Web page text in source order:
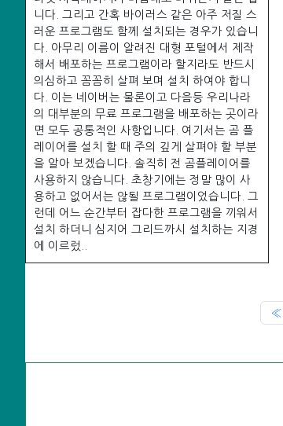
니다. 그리고 간혹 바이러스 같은 아주 저질 스
러운 프로그램도 함께 설치되는 경우가 있습니
다. 아무리 이름이 알려진 대형 포털에서 제작
해서 배포하는 프로그램이라 할지라도 반드시
의심하고 꼼꼼히 살펴 보며 설치 하여야 합니
다. 이는 네이버는 물론이고 다음등 우리나라
의 대부분의 무료 프로그램을 배포하는 곳이라
면 모두 공통적인 사항입니다. 여기서는 곰 플
레이어를 설치 할 때 주의 깊게 살펴야 할 부분
을 알아 보겠습니다. 솔직히 전 곰플레이어를
사용하지 않습니다. 초창기에는 정말 많이 사
용하고 없어서는 않될 프로그램이었습니다. 그
런데 어느 순간부터 잡다한 프로그램을 끼워서
설치 하더니 심지어 그리드까시 설치하는 지경
에 이르렀..
«